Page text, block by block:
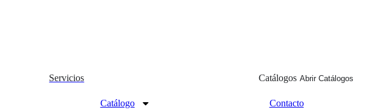
Servicios Catálogos Abrir Catálogos
Catálogo
Contacto